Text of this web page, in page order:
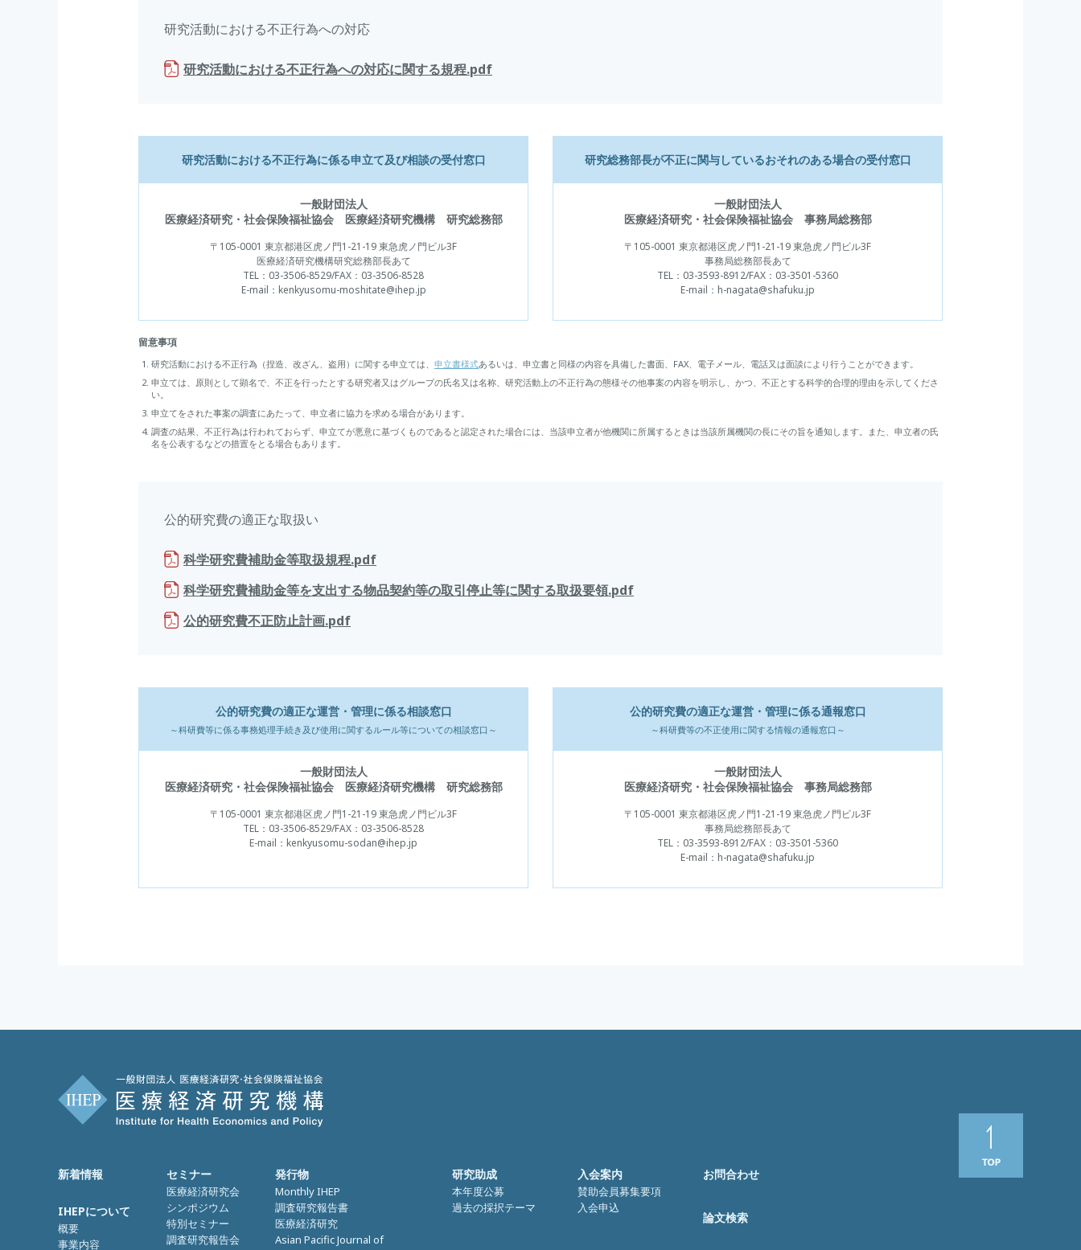
研究活動における不正行為への対応
研究活動における不正行為への対応に関する規程.pdf
研究活動における不正行為に係る申立て及び相談の受付窓口
一般財団法人
医療経済研究・社会保険福祉協会 医療経済研究機構 研究総務部
〒105-0001 東京都港区虎ノ門1-21-19 東急虎ノ門ビル3F
医療経済研究機構研究総務部長あて
TEL： 03-3506-8529/FAX：03-3506-8528
E-mail： kenkyusomu-moshitate@ihep.jp
研究総務部長が不正に関与しているおそれのある場合の受付窓口
一般財団法人
医療経済研究・社会保険福祉協会 事務局総務部
〒105-0001 東京都港区虎ノ門1-21-19 東急虎ノ門ビル3F
事務局総務部長あて
TEL： 03-3593-8912/FAX：03-3501-5360
E-mail： h-nagata@shafuku.jp
留意事項
研究活動における不正行為（捏造、改ざん、盗用）に関する申立ては、 申立書様式あるいは、申立書と同様の内容を具備した書面、FAX、電子メール、電話又は面談により行うことができます。
申立ては、原則として顕名で、不正を行ったとする研究者又はグループの氏名又は名称、研究活動上の不正行為の態様その他事案の内容を明示し、かつ、不正とする科学的合理的理由を示してくださ
い。
申立てをされた事案の調査にあたって、申立者に協力を求める場合があります。
調査の結果、不正行為は行われておらず、申立てが悪意に基づくものであると認定された場合には、当該申立者が他機関に所属するときは当該所属機関の長にその旨を通知します。また、申立者の氏
名を公表するなどの措置をとる場合もあります。
公的研究費の適正な取扱い
科学研究費補助金等取扱規程.pdf
科学研究費補助金等を支出する物品契約等の取引停止等に関する取扱要領.pdf
公的研究費不正防止計画.pdf
公的研究費の適正な運営・管理に係る相談窓口
～科研費等に係る事務処理手続き及び使用に関するルール等についての相談窓口～
一般財団法人
医療経済研究・社会保険福祉協会 医療経済研究機構 研究総務部
〒105-0001 東京都港区虎ノ門1-21-19 東急虎ノ門ビル3F
TEL： 03-3506-8529/FAX：03-3506-8528
E-mail： kenkyusomu-sodan@ihep.jp
公的研究費の適正な運営・管理に係る通報窓口
～科研費等の不正使用に関する情報の通報窓口～
一般財団法人
医療経済研究・社会保険福祉協会 事務局総務部
〒105-0001 東京都港区虎ノ門1-21-19 東急虎ノ門ビル3F
事務局総務部長あて
TEL： 03-3593-8912/FAX：03-3501-5360
E-mail： h-nagata@shafuku.jp
新着情報
IHEPについて
概要
事業内容
セミナー
医療経済研究会
シンポジウム
特別セミナー
調査研究報告会
発行物
Monthly IHEP
調査研究報告書
医療経済研究
Asian Pacific Journal of
研究助成
本年度公募
過去の採択テーマ
入会案内
賛助会員募集要項
入会申込
お問合わせ
論文検索